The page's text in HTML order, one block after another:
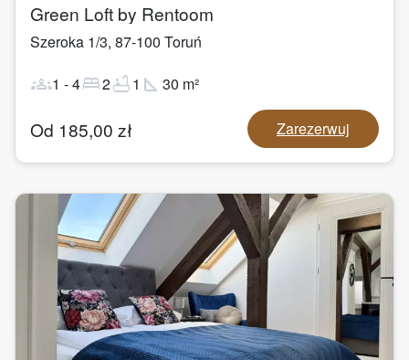
Green Loft by Rentoom
Szeroka 1/3, 87-100 Toruń
groups1 -4bed2bathtub1 square_foot 30 m²
Od 185,00 zł Zarezerwuj